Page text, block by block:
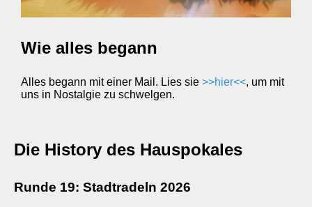
Wie alles begann
Alles begann mit einer Mail. Lies sie >>hier<<, um mit
uns in Nostalgie zu schwelgen.
Die History des Hauspokales
Runde 19: Stadtradeln 2026